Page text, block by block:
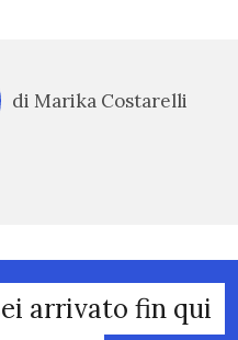
di Marika Costarelli
arrivato fin qui